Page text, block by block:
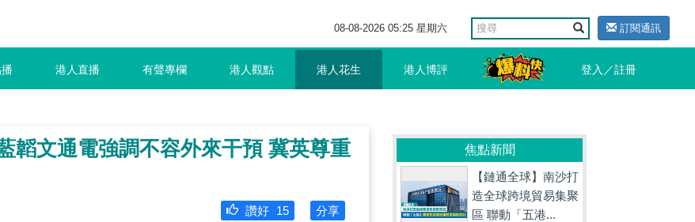
08-08-2026 05:25 星期六 訂閱通訊
港人直播 有聲專欄 港人觀點 港人花生 港人博評 登入／註冊
韜文通電強調不容外來干預 冀英尊重
分享
讚好 15
焦點新聞
【鏈通全球】南沙打
造全球跨境貿易集聚
區 聯動「五港...